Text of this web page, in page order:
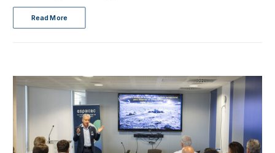
Read More